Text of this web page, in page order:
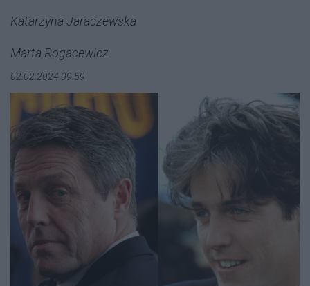
Katarzyna Jaraczewska
Marta Rogacewicz
02.02.2024 09:59